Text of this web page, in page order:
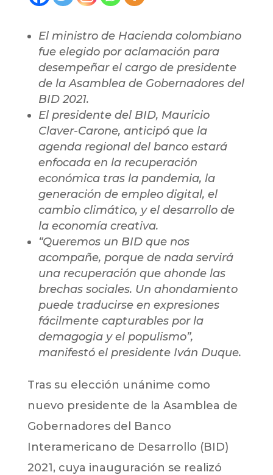
El ministro de Hacienda colombiano
fue elegido por aclamación para
desempeñar el cargo de presidente
de la Asamblea de Gobernadores del
BID 2021.
El presidente del BID, Mauricio
Claver-Carone, anticipó que la
agenda regional del banco estará
enfocada en la recuperación
económica tras la pandemia, la
generación de empleo digital, el
cambio climático, y el desarrollo de
la economía creativa.
“Queremos un BID que nos
acompañe, porque de nada servirá
una recuperación que ahonde las
brechas sociales. Un ahondamiento
puede traducirse en expresiones
fácilmente capturables por la
demagogia y el populismo”,
manifestó el presidente Iván Duque.
Tras su elección unánime como
nuevo presidente de la Asamblea de
Gobernadores del Banco
Interamericano de Desarrollo (BID)
2021, cuya inauguración se realizó